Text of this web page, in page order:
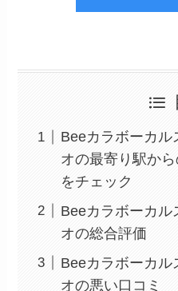
Beeカラボーカル
オの最寄り駅か
をチェック
Beeカラボーカル
オの総合評価
Beeカラボーカル
オの悪い口コミ